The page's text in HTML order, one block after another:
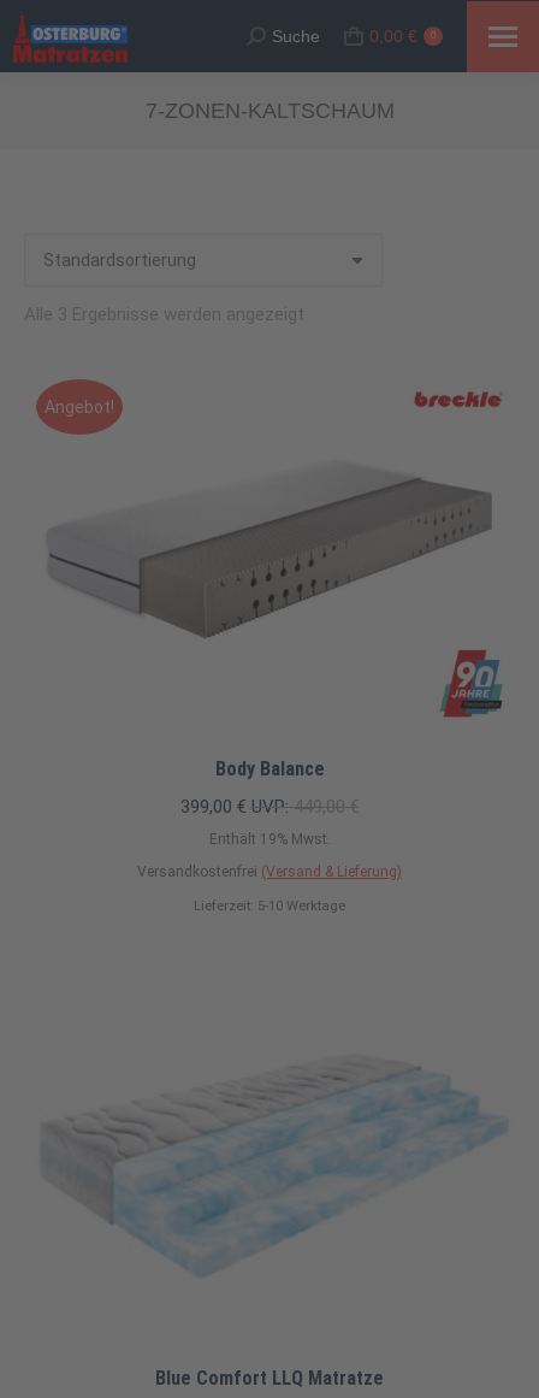
Suche:
Suche 0,00 € 0
7-ZONEN-KALTSCHAUM
Alle 3 Ergebnisse werden angezeigt
Angebot!
Body Balance
399,00 € UVP:449,00€
Enthält 19% Mwst.
Versandkostenfrei (Versand & Lieferung)
Lieferzeit: 5-10 Werktage
Blue Comfort LLQ Matratze